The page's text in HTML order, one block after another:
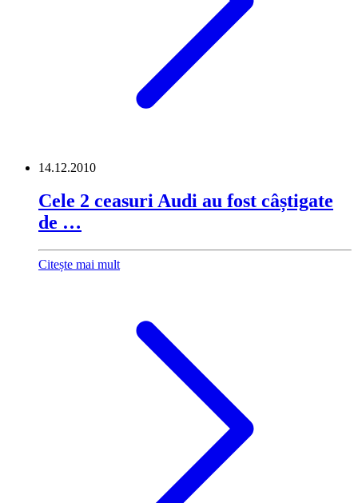
14.12.2010
Cele 2 ceasuri Audi au fost câștigate
de …
Citește mai mult